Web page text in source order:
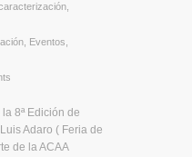
,
, Eventos,
8ª Edición de
Adaro ( Feria de
de la ACAA